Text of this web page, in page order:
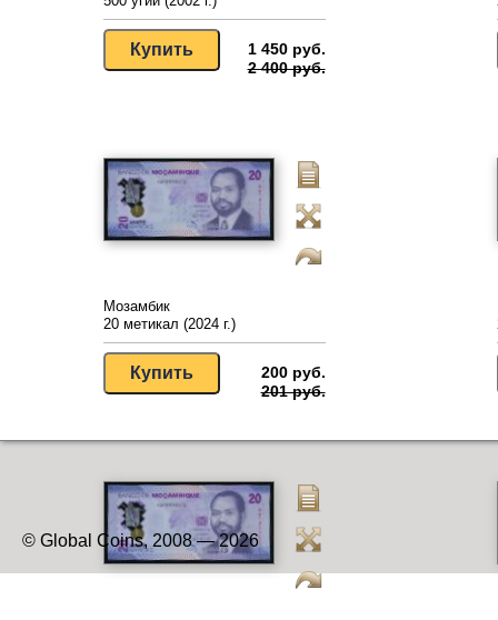
1 450 руб.
2 400 руб.
Мозамбик
20 метикал (2024 г.)
200 руб.
201 руб.
© Global Coins, 2008 — 2026